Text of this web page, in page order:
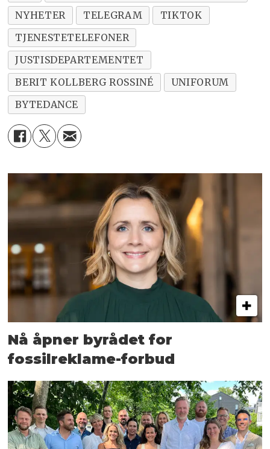
NYHETER TELEGRAM
TIKTOK
TJENESTETELEFONER
JUSTISDEPARTEMENTET
BERIT KOLLBERG ROSSINÉ
UNIFORUM
BYTEDANCE
Nå åpner byrådet for
fossilreklame-forbud